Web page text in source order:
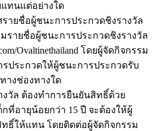
ทนแต่อย่างใด
ายชื่อผู้ชนะการประกวดชิงรางวัล
รายชื่อผู้ชนะการประกวดชิงรางวัล
Ovaltinethailand โดยผู้จัดกิจกรรม
ประกวดให้ผู้ชนะการประกวดรับ
างช่องทางใด
วัล ต้องทำการยืนยันสิทธิ์ด้วย
ที่อายุน้อยกว่า 15 ปี จะต้องให้ผู้
ธิ์ให้แทน โดยติดต่อผู้จัดกิจกรรม